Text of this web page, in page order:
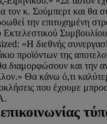
τον κ. Σούμπερτ και θα
την επιτυχημένη
«Η διεθνής
προϊόντων της
διαμορφώσουν και την
Θα κάνω ό,τι
που έχουμε